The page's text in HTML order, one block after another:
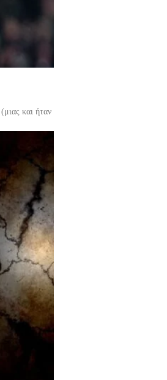
και ήταν